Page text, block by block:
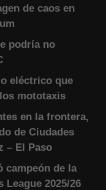
de caos en
podría no
eléctrico que
mototaxis
en la frontera,
de Ciudades
– El Paso
campeón de la
League 2025/26